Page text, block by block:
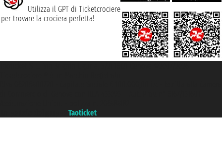
Utilizza il GPT di Ticketcrociere
per trovare la crociera perfetta!
Taoticket